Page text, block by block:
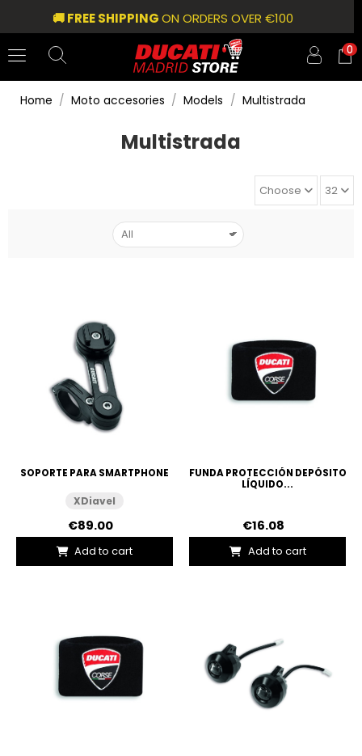
🚚 FREE SHIPPINGON ORDERS OVER €100
0
Home Moto accesories Models Multistrada
Multistrada
Choose 32
SOPORTE PARA SMARTPHONE
XDiavel
€89.00
Add to cart
FUNDA PROTECCIÓN DEPÓSITO
LÍQUIDO...
€16.08
Add to cart